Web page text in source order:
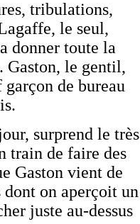
tribulations,
le seul,
donner toute la
Gaston, le gentil,
de bureau
surprend le très
train de faire des
Gaston vient de
on aperçoit un
juste au-dessus